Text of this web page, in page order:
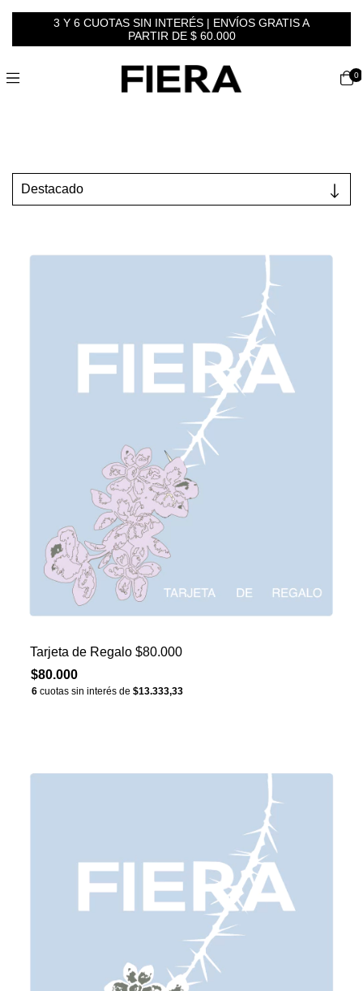
3 Y 6 CUOTAS SIN INTERÉS | ENVÍOS GRATIS A
PARTIR DE $ 60.000
0
Tarjeta de Regalo $80.000
$80.000
6 cuotas sin interés de $13.333,33